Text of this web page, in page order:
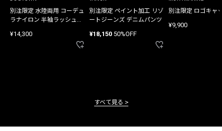
別注限定 水陸両用 コーデュ
ラナイロン 半袖ラッシュガ
¥14,300
別注限定 ペイント加工 リゾ
ートジーンズ デニムパンツ
¥18,150 50%OFF
別注限定 ロゴキャ
¥9,900
すべて見る